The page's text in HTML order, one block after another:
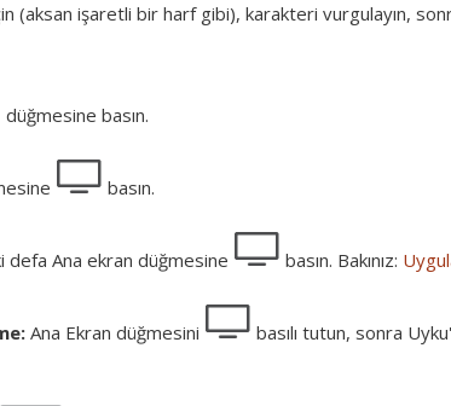
(aksan işaretli bir harf gibi), karakteri vurgulayın,
düğmesine basın.
basın.
defa Ana ekran düğmesine basın. Bakınız:
Ana Ekran düğmesini basılı tutun, sonra